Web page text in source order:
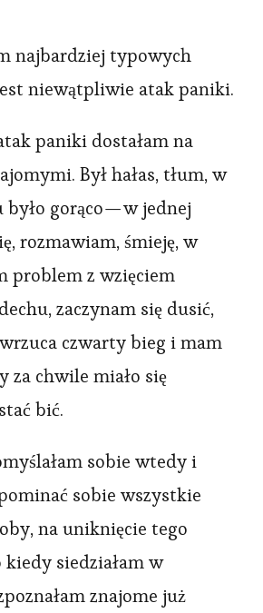
najbardziej typowych
niewątpliwie atak paniki.
paniki dostałam na
Był hałas, tłum, w
gorąco — w jednej
rozmawiam, śmieję, w
problem z wzięciem
zaczynam się dusić,
wrzuca czwarty bieg i mam
za chwile miało się
bić.
sobie wtedy i
sobie wszystkie
na uniknięcie tego
siedziałam w
znajome już